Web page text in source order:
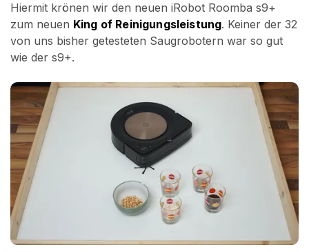
Hiermit krönen wir den neuen iRobot Roomba s9+
zum neuen King of Reinigungsleistung. Keiner der 32
von uns bisher getesteten Saugrobotern war so gut
wie der s9+.